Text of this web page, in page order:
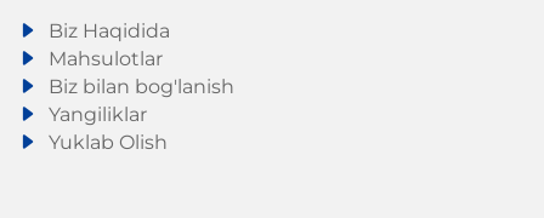
Biz Haqidida
Mahsulotlar
Biz bilan bog'lanish
Yangiliklar
Yuklab Olish